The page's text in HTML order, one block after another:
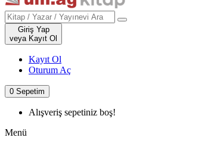
Giriş Yap
veya Kayıt Ol
Kayıt Ol
Oturum Aç
0 Sepetim
Alışveriş sepetiniz boş!
Menü